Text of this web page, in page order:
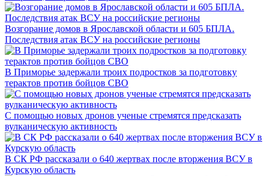
Возгорание домов в Ярославской области и 605 БПЛА.
Последствия атак ВСУ на российские регионы
В Приморье задержали троих подростков за подготовку
терактов против бойцов СВО
С помощью новых дронов ученые стремятся предсказать
вулканическую активность
В СК РФ рассказали о 640 жертвах после вторжения ВСУ в
Курскую область